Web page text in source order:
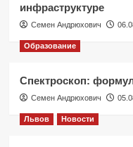
инфраструктуре
Семен Андрюхович
Образование
Спектроскоп:
Семен Андрюхович
Львов Новости